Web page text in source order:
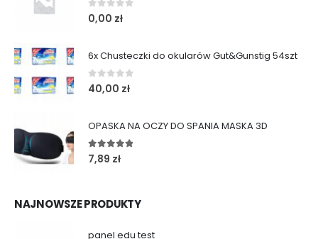
0 out of 5
0,00 zł
6x Chusteczki do okularów Gut&Gunstig 54szt
0 out of 5
40,00 zł
OPASKA NA OCZY DO SPANIA MASKA 3D
4.75 out of 5
7,89 zł
NAJNOWSZE PRODUKTY
panel edu test